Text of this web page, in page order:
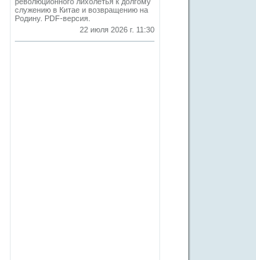
служению в Китае и возвращению на
Родину. PDF-версия.
22 июля 2026 г. 11:30